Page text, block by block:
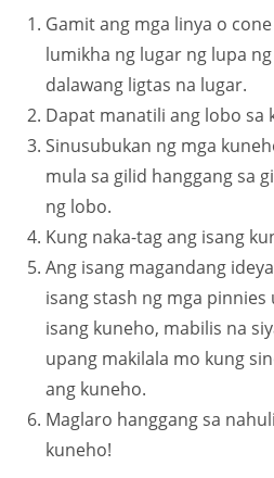
Gamit ang mga linya o
lumikha ng lugar ng lupa
dalawang ligtas na lugar.
Dapat manatili ang lobo sa
Sinusubukan ng mga
mula sa gilid hanggang sa
ng lobo.
Kung naka-tag ang isang
Ang isang magandang
isang stash ng mga
isang kuneho, mabilis na
upang makilala mo kung
ang kuneho.
Maglaro hanggang sa
kuneho!